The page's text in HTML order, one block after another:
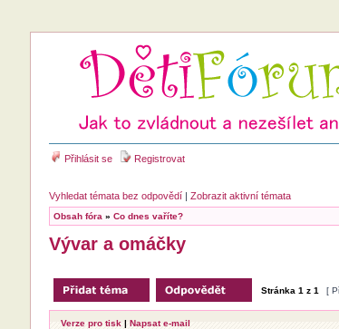
Přihlásit se Registrovat
Vyhledat témata bez odpovědí| Zobrazit aktivní témata
Obsah fóra » Co dnes vaříte?
Vývar a omáčky
Stránka 1 z 1 [
Verze pro tisk | Napsat e-mail